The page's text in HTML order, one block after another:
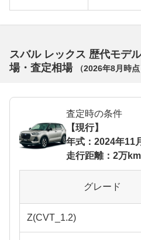
スバル レックス 歴代モデ
場・査定相場
（2026年8月 時点
査定時の条件
【現行】
年式：2024年11
走行距離：2万km
グレード
Z(CVT_1.2)